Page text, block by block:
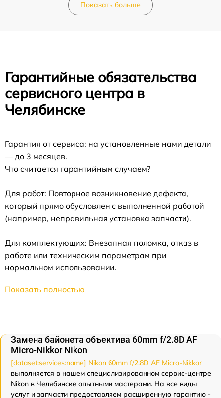
Показать больше
Гарантийные обязательства
сервисного центра в
Челябинске
Гарантия от сервиса: на установленные нами детали
— до 3 месяцев.
Что считается гарантийным случаем?
Для работ: Повторное возникновение дефекта,
который прямо обусловлен с выполненной работой
(например, неправильная установка запчасти).
Для комплектующих: Внезапная поломка, отказ в
работе или техническим параметрам при
нормальном использовании.
Показать полностью
Замена байонета объектива 60mm f/2.8D AF
Micro-Nikkor Nikon
[dataset:services:name] Nikon 60mm f/2.8D AF Micro-Nikkor
выполняется в нашем специализированном сервис-центре
Nikon в Челябинске опытными мастерами. На все виды
услуг и запчасти предоставляем расширенную гарантию -